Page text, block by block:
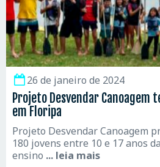
26 de janeiro de 2024
Projeto Desvendar Canoagem
em Floripa
Projeto Desvendar Canoagem
180 jovens entre 10 e 17 anos
ensino ... leia mais